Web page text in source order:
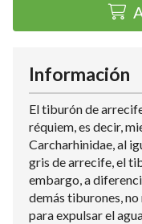
Información
El tiburón de
réquiem, es decir,
Carcharhinidae, al
gris de arrecife, el
embargo, a
demás tiburones,
para expulsar el